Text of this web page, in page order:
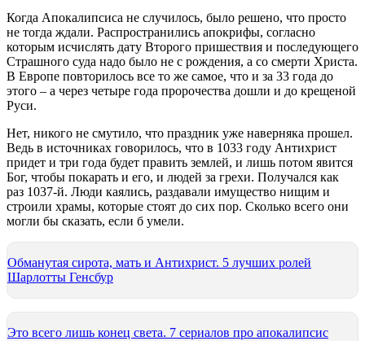
Когда Апокалипсиса не случилось, было решено, что просто
не тогда ждали. Распространились апокрифы, согласно
которым исчислять дату Второго пришествия и последующего
Страшного суда надо было не с рождения, а со смерти Христа.
В Европе повторилось все то же самое, что и за 33 года до
этого – а через четыре года пророчества дошли и до крещеной
Руси.
Нет, никого не смутило, что праздник уже наверняка прошел.
Ведь в источниках говорилось, что в 1033 году Антихрист
придет и три года будет править землей, и лишь потом явится
Бог, чтобы покарать и его, и людей за грехи. Получался как
раз 1037-й. Люди каялись, раздавали имущество нищим и
строили храмы, которые стоят до сих пор. Сколько всего они
могли бы сказать, если б умели.
Обманутая сирота, мать и Антихрист. 5 лучших ролей
Шарлотты Генсбур
Это всего лишь конец света. 7 сериалов про апокалипсис